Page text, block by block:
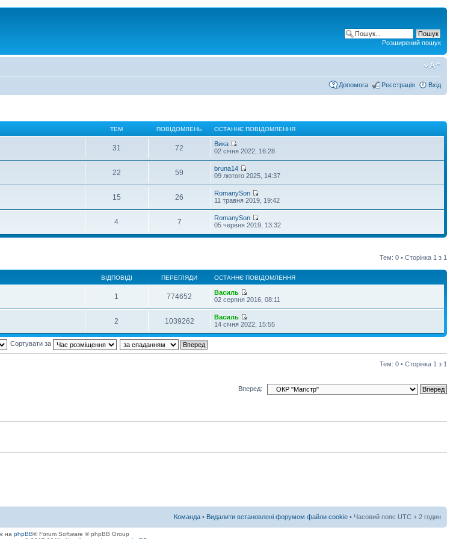
Розширений пошук
Допомога Реєстрація Вхід
ТЕМ ПОВІДОМЛЕНЬ ОСТАННЄ ПОВІДОМЛЕННЯ
31 72
Вика
02 січня 2022, 16:28
22 59
bruna14
09 лютого 2025, 14:37
15 26
RomanySon
11 травня 2019, 19:42
4 7
RomanySon
05 червня 2019, 13:32
Тем: 0 • Сторінка 1 з 1
ВІДПОВІДІ ПЕРЕГЛЯДИ ОСТАННЄ ПОВІДОМЛЕННЯ
1 774652
Василь
02 серпня 2016, 08:11
2 1039262
Василь
14 січня 2022, 15:55
Сортувати за
Тем: 0 • Сторінка 1 з 1
Вперед:
Команда • Видалити встановлені форумом файли cookie • Часовий пояс UTC + 2 годин
на phpBB® Forum Software © phpBB Group